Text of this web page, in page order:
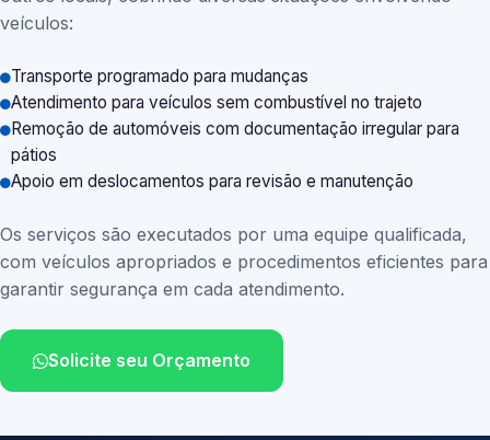
veículos:
Transporte programado para mudanças
Atendimento para veículos sem combustível no trajeto
Remoção de automóveis com documentação irregular para
pátios
Apoio em deslocamentos para revisão e manutenção
Os serviços são executados por uma equipe qualificada,
com veículos apropriados e procedimentos eficientes para
garantir segurança em cada atendimento.
Solicite seu Orçamento